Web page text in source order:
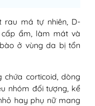
rau má tự nhiên, D-
cấp ẩm, làm mát và
ở vùng da bị tổn
corticoid, dòng
nhóm đối tượng, kể
hay phụ nữ mang